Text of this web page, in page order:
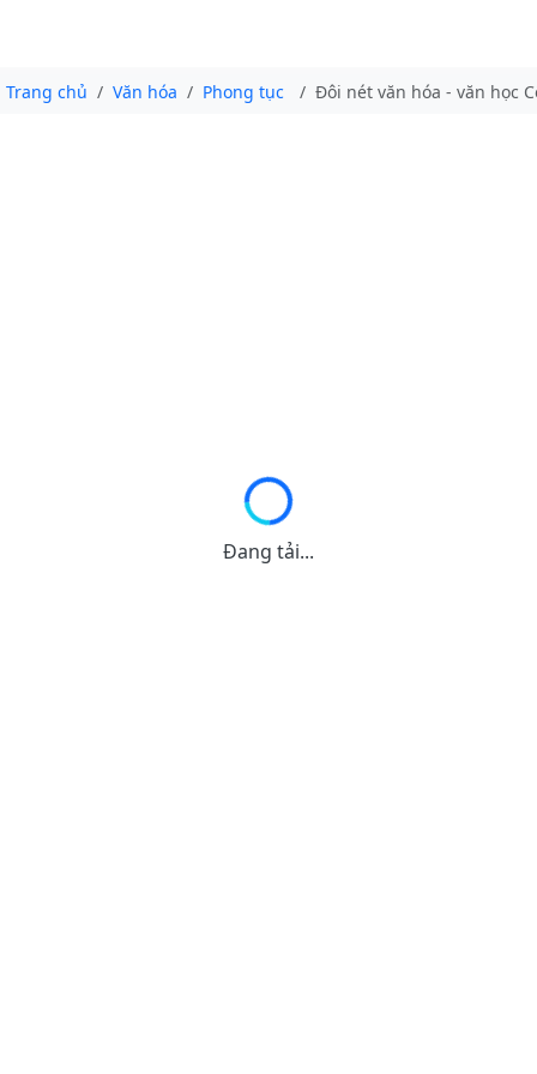
Trang chủ Văn hóa Phong tục Đôi nét văn hóa - văn học
Đang tải...